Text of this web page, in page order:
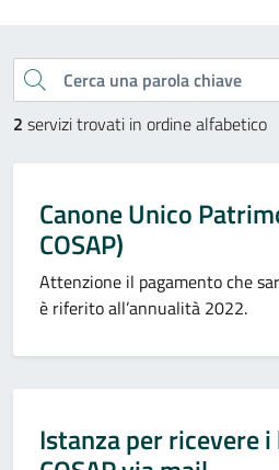
Esplora tutti i
Cerca una parola chiave
2 servizi trovati in ordine alfabetico
Canone Unico
COSAP)
Attenzione il pagamento che
è riferito all’annualità 2022.
Istanza per ricevere